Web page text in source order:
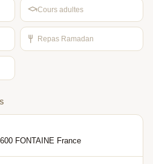
Cours adultes
Repas Ramadan
FONTAINE France